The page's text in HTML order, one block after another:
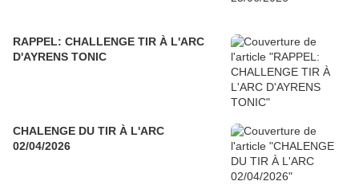
RAPPEL: CHALLENGE TIR À L'ARC
D'AYRENS TONIC
CHALENGE DU TIR À L'ARC
02/04/2026